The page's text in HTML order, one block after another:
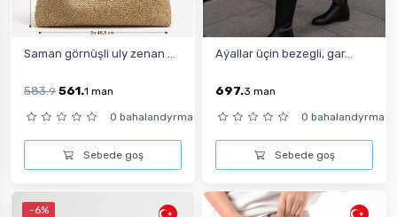
Saman görnüşli uly zenan ...
583.9 561.1 man
0 bahalandyrma
Sebede goş
Aýallar üçin bezegli, gar...
697.3 man
0 bahalandyrma
Sebede goş
-6%